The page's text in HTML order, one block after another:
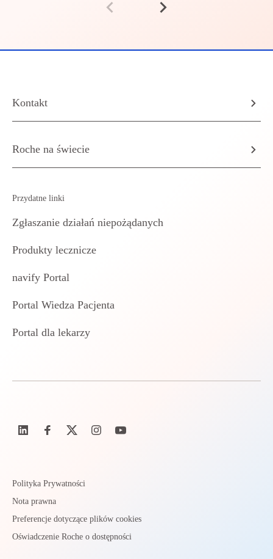
Kontakt
Roche na świecie
Przydatne linki
Zgłaszanie działań niepożądanych
Produkty lecznicze
navify Portal
Portal Wiedza Pacjenta
Portal dla lekarzy
Polityka Prywatności
Nota prawna
Preferencje dotyczące plików cookies
Oświadczenie Roche o dostępności